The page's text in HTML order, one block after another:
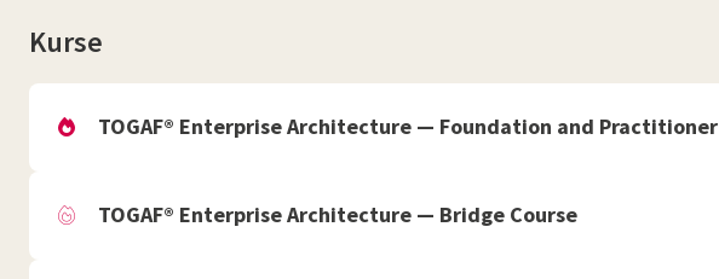
Kurse
TOGAF® Enterprise Architecture — Foundation and Practitioner
TOGAF® Enterprise Architecture — Bridge Course